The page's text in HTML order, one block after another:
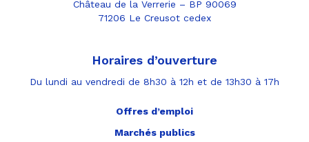
Château de la Verrerie – BP 90069
71206 Le Creusot cedex
Horaires d’ouverture
Du lundi au vendredi de 8h30 à 12h et de 13h30 à 17h
Offres d’emploi
Marchés publics